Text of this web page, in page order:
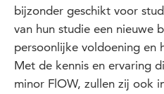
bijzonder geschikt voor
van hun studie een nieuwe
persoonlijke voldoening en
Met de kennis en ervaring
minor FlOW, zullen zij ook